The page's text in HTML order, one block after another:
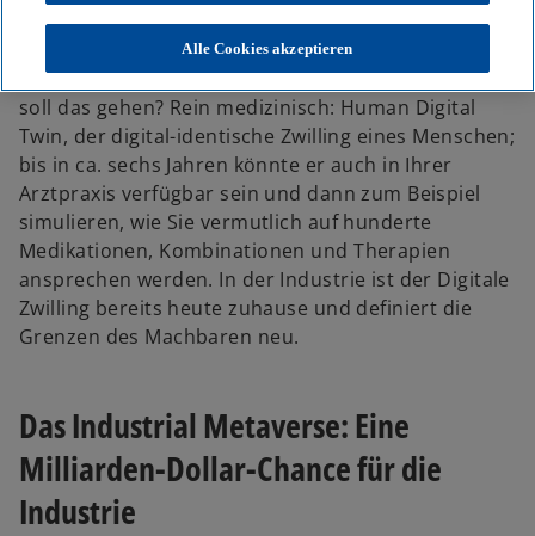
e
u
R
g
i
t
r
k
a
t
g
ö
f
n
e
e
u
e
n
R
g
i
t
r
a
t
g
ö
f
f
e
e
u
n
R
g
i
t
r
a
r
t
g
ö
f
e
Stellen Sie sich vor, Sie bekommen Ihren
Zwillingsbruder oder Ihre Zwillingsschwester. Wie
soll das gehen? Rein medizinisch: Human Digital
Twin, der digital-identische Zwilling eines Menschen;
bis in ca. sechs Jahren könnte er auch in Ihrer
Arztpraxis verfügbar sein und dann zum Beispiel
simulieren, wie Sie vermutlich auf hunderte
Medikationen, Kombinationen und Therapien
ansprechen werden. In der Industrie ist der Digitale
Zwilling bereits heute zuhause und definiert die
Grenzen des Machbaren neu.
Das Industrial Metaverse: Eine
Milliarden-Dollar-Chance für die
Industrie
Alle Cookies akzeptieren